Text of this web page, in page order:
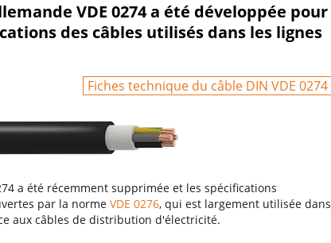
VDE 0274 a été développée pour
des câbles utilisés dans les lignes
Fiches technique du câble DIN VDE 0274
a été récemment supprimée et les spécifications
par la norme VDE 0276, qui est largement utilisée dans
aux câbles de distribution d'électricité.